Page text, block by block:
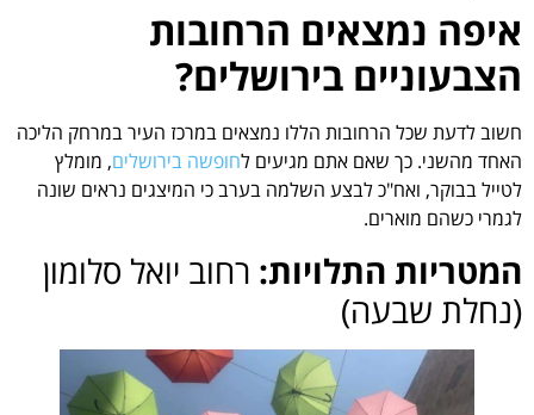
איפה נמצאים הרחובות
הצבעוניים בירושלים?
חשוב לדעת שכל הרחובות הללו נמצאים במרכז העיר במרחק הליכה
האחד מהשני. כך שאם אתם מגיעים לחופשה בירושלים, מומלץ
לטייל בבוקר, ואח"כ לבצע השלמה בערב כי המיצגים נראים שונה
לגמרי כשהם מוארים.
המטריות התלויות: רחוב יואל סלומון
(נחלת שבעה)